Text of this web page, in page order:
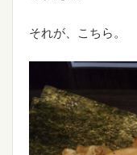
それが、こちら。